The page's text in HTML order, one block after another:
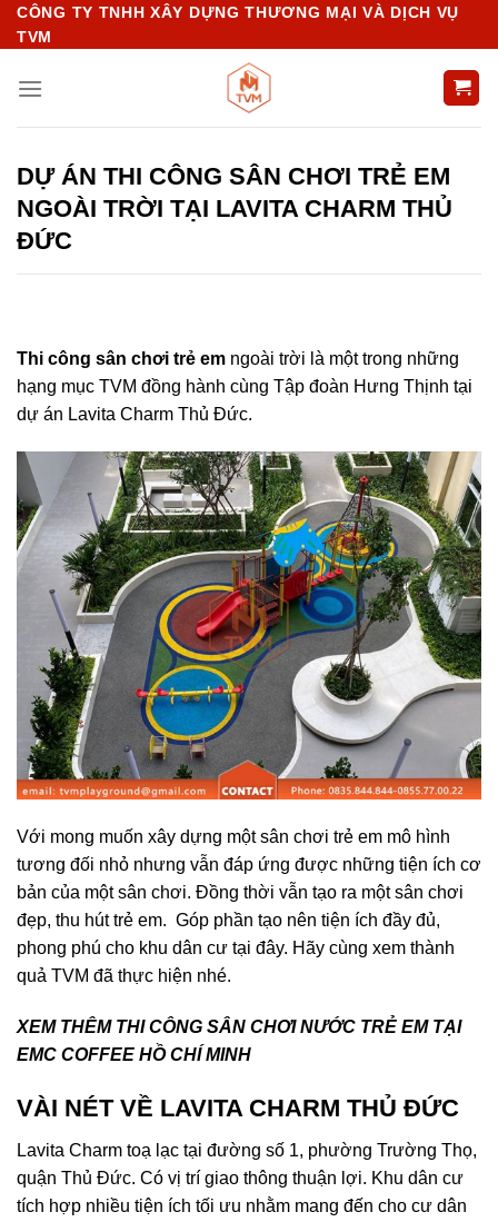
Chuyển
đến
dung
CÔNG TY TNHH XÂY DỰNG THƯƠNG MẠI VÀ DỊCH VỤ
TVM
DỰ ÁN THI CÔNG SÂN CHƠI TRẺ EM
NGOÀI TRỜI TẠI LAVITA CHARM THỦ
ĐỨC
Thi công sân chơi trẻ em ngoài trời là một trong những
hạng mục TVM đồng hành cùng Tập đoàn Hưng Thịnh tại
dự án Lavita Charm Thủ Đức.
Với mong muốn xây dựng mộtsân chơi trẻ em mô hình
tương đối nhỏ nhưng vẫn đáp ứng được những tiện ích cơ
bản của một sân chơi. Đồng thời vẫn tạo ra một sân chơi
đẹp, thu hút trẻ em. Góp phần tạo nên tiện ích đầy đủ,
phong phú cho khu dân cư tại đây. Hãy cùng xem thành
quả TVM đã thực hiện nhé.
XEM THÊM THI CÔNG SÂN CHƠI NƯỚC TRẺ EM TẠI
EMC COFFEE HỒ CHÍ MINH
VÀI NÉT VỀ LAVITA CHARM THỦ ĐỨC
Lavita Charm toạ lạc tại đường số 1, phường Trường Thọ,
quận Thủ Đức. Có vị trí giao thông thuận lợi. Khu dân cư
tích hợp nhiều tiện ích tối ưu nhằm mang đến cho cư dân